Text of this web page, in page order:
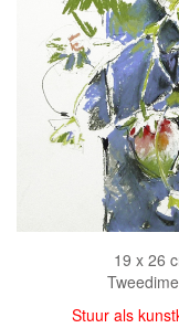
19 x 26
Stuur als